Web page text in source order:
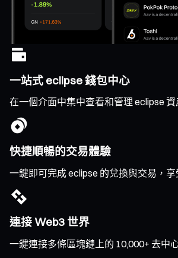
一站式 eclipse 錢包中心
在一個介面中集中查看和管理 eclipse
快捷順暢的交易體驗
一鍵即可完成 eclipse 的兌換與交易，
連接 Web3 世界
一鍵連接多條區塊鏈上的 10,000+ 去中